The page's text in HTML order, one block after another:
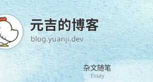
杂文随笔
Essay